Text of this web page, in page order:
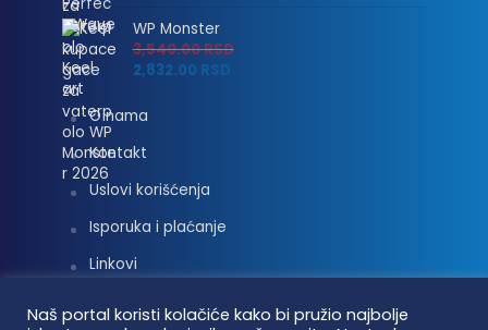
WP Monster
3,540.00RSD
2,832.00 RSD
O nama
Kontakt
Uslovi korišćenja
Isporuka i plaćanje
Linkovi
Naš portal koristi kolačiće kako bi pružio najbolje